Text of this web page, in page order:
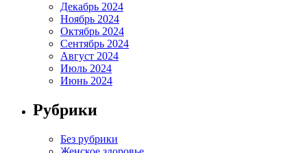
Декабрь 2024
Ноябрь 2024
Октябрь 2024
Сентябрь 2024
Август 2024
Июль 2024
Июнь 2024
Рубрики
Без рубрики